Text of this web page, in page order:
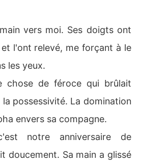
vers moi. Ses doigts ont
l'ont relevé, me forçant à le
les yeux.
chose de féroce qui brûlait
la possessivité. La domination
envers sa compagne.
notre anniversaire de
doucement. Sa main a glissé